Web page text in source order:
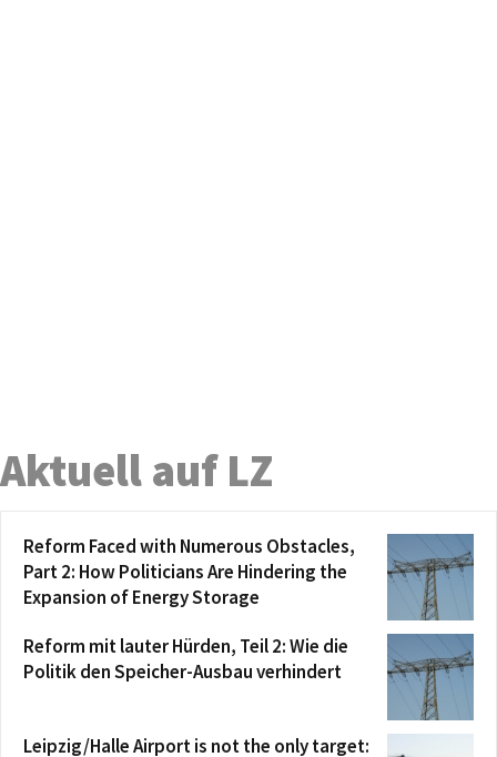
Aktuell auf LZ
Reform Faced with Numerous Obstacles,
Part 2: How Politicians Are Hindering the
Expansion of Energy Storage
Reform mit lauter Hürden, Teil 2: Wie die
Politik den Speicher-Ausbau verhindert
Leipzig/Halle Airport is not the only target: